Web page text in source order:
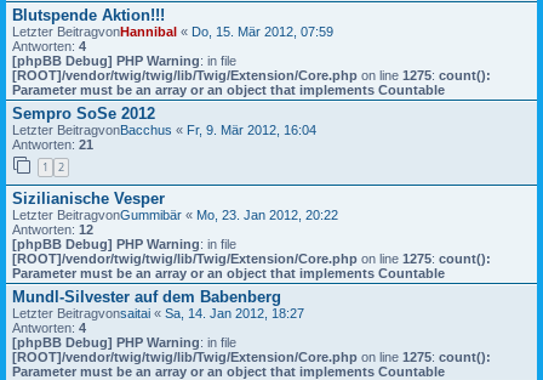
Blutspende Aktion!!!
Letzter BeitragvonHannibal « Do, 15. Mär 2012, 07:59
Antworten: 4
[phpBB Debug] PHP Warning: in file
[ROOT]/vendor/twig/twig/lib/Twig/Extension/Core.php on line 1275: count():
Parameter must be an array or an object that implements Countable
Sempro SoSe 2012
Letzter BeitragvonBacchus « Fr, 9. Mär 2012, 16:04
Antworten: 21
1 2
Sizilianische Vesper
Letzter BeitragvonGummibär « Mo, 23. Jan 2012, 20:22
Antworten: 12
[phpBB Debug] PHP Warning: in file
[ROOT]/vendor/twig/twig/lib/Twig/Extension/Core.php on line 1275: count():
Parameter must be an array or an object that implements Countable
Mundl-Silvester auf dem Babenberg
Letzter Beitragvonsaitai « Sa, 14. Jan 2012, 18:27
Antworten: 4
[phpBB Debug] PHP Warning: in file
[ROOT]/vendor/twig/twig/lib/Twig/Extension/Core.php on line 1275: count():
Parameter must be an array or an object that implements Countable